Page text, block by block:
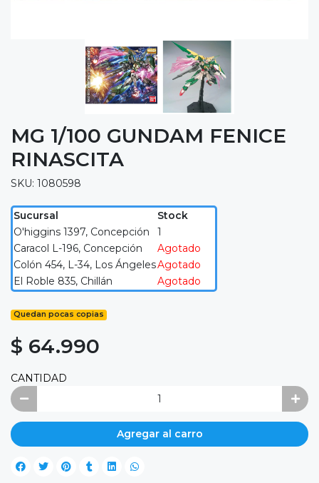
MG 1/100 GUNDAM FENICE
RINASCITA
SKU: 1080598
Sucursal
Stock
O'higgins 1397, Concepción
1
Caracol L-196, Concepción
Agotado
Colón 454, L-34, Los ÁngelesAgotado
El Roble 835, Chillán
Agotado
Quedan pocas copias
$ 64.990
CANTIDAD
Agregar al carro